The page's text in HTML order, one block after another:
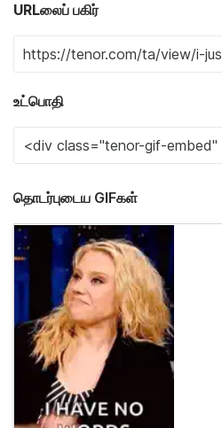
URLலைப் பகிர்
உட்பொதி
தொடர்புடைய GIFகள்